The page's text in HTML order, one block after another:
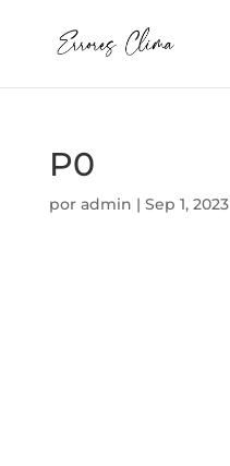
P0
por admin | Sep 1, 2023